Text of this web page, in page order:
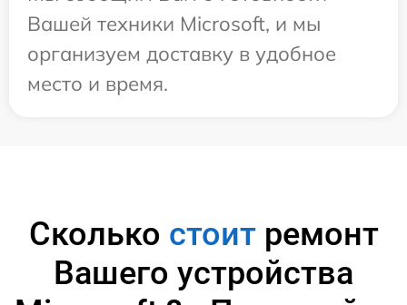
Вашей техники Microsoft, и мы
организуем доставку в удобное
место и время.
Сколько стоитремонт
Вашего устройства